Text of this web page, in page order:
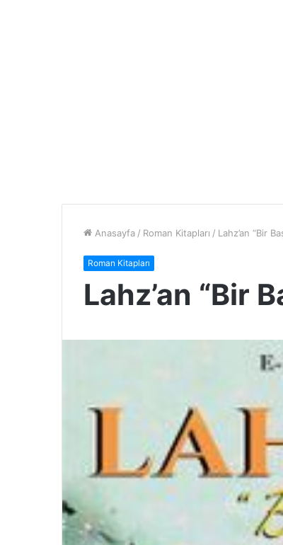
Anasayfa / Roman Kitapları / Lahz’an “Bir
Roman Kitapları
Lahz’an “Bir